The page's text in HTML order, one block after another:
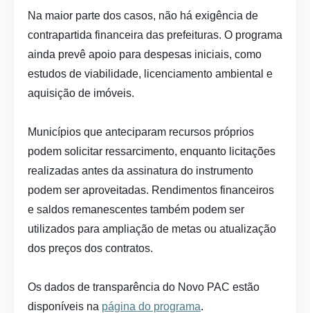
Na maior parte dos casos, não há exigência de
contrapartida financeira das prefeituras. O programa
ainda prevê apoio para despesas iniciais, como
estudos de viabilidade, licenciamento ambiental e
aquisição de imóveis.
Municípios que anteciparam recursos próprios
podem solicitar ressarcimento, enquanto licitações
realizadas antes da assinatura do instrumento
podem ser aproveitadas. Rendimentos financeiros
e saldos remanescentes também podem ser
utilizados para ampliação de metas ou atualização
dos preços dos contratos.
Os dados de transparência do Novo PAC estão
disponíveis na página do programa.